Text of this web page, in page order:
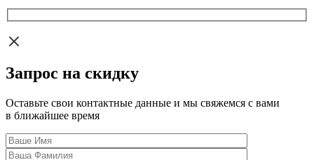
Запрос на скидку
Оставьте свои контактные данные и мы свяжемся с вами
в ближайшее время